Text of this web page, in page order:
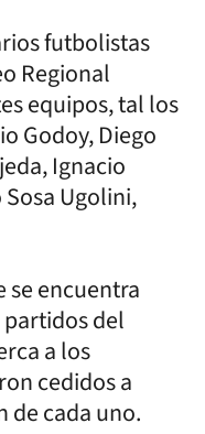
futbolistas
Regional
equipos, tal los
Godoy, Diego
Ignacio
Ugolini,
se encuentra
del
a los
cedidos a
de cada uno.